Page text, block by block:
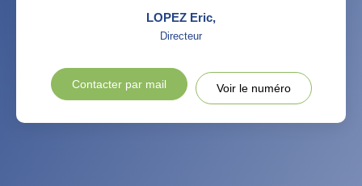
LOPEZ Eric,
Directeur
Contacter par mail Voir le numéro